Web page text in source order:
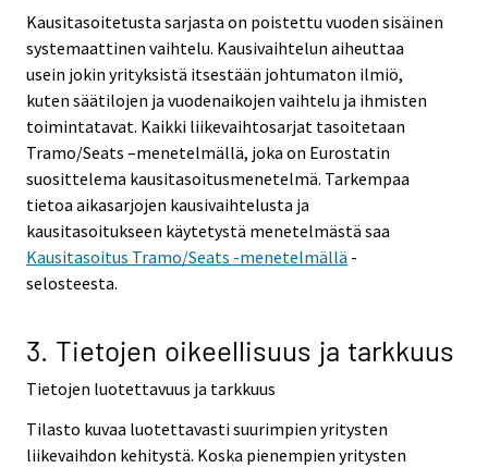
Kausitasoitetusta sarjasta on poistettu vuoden sisäinen
systemaattinen vaihtelu. Kausivaihtelun aiheuttaa
usein jokin yrityksistä itsestään johtumaton ilmiö,
kuten säätilojen ja vuodenaikojen vaihtelu ja ihmisten
toimintatavat. Kaikki liikevaihtosarjat tasoitetaan
Tramo/Seats –menetelmällä, joka on Eurostatin
suosittelema kausitasoitusmenetelmä. Tarkempaa
tietoa aikasarjojen kausivaihtelusta ja
kausitasoitukseen käytetystä menetelmästä saa
Kausitasoitus Tramo/Seats -menetelmällä -
selosteesta.
3. Tietojen oikeellisuus ja tarkkuus
Tietojen luotettavuus ja tarkkuus
Tilasto kuvaa luotettavasti suurimpien yritysten
liikevaihdon kehitystä. Koska pienempien yritysten